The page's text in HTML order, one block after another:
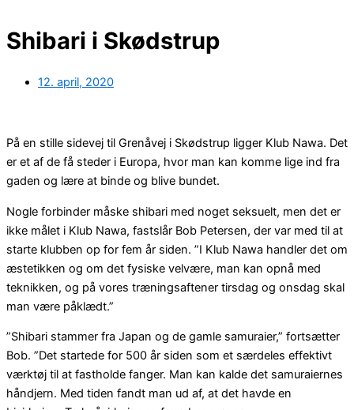
Shibari i Skødstrup
12. april, 2020
På en stille sidevej til Grenåvej i Skødstrup ligger Klub Nawa. Det
er et af de få steder i Europa, hvor man kan komme lige ind fra
gaden og lære at binde og blive bundet.
Nogle forbinder måske shibari med noget seksuelt, men det er
ikke målet i Klub Nawa, fastslår Bob Petersen, der var med til at
starte klubben op for fem år siden. ”I Klub Nawa handler det om
æstetikken og om det fysiske velvære, man kan opnå med
teknikken, og på vores træningsaftener tirsdag og onsdag skal
man være påklædt.”
”Shibari stammer fra Japan og de gamle samuraier,” fortsætter
Bob. ”Det startede for 500 år siden som et særdeles effektivt
værktøj til at fastholde fanger. Man kan kalde det samuraiernes
håndjern. Med tiden fandt man ud af, at det havde en